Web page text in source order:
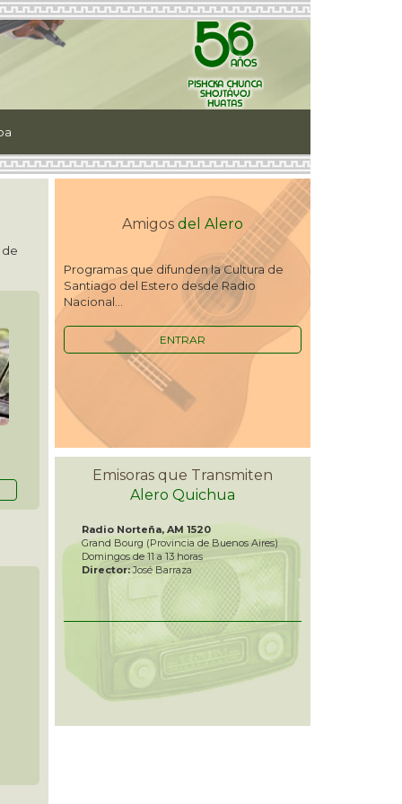
de
Amigos del Alero
Programas que difunden la Cultura de
Santiago del Estero desde Radio
Nacional...
ENTRAR
Emisoras que Transmiten
Alero Quichua
Radio Norteña, AM 1520
Grand Bourg (Provincia de Buenos Aires)
Domingos de 11 a 13 horas
Director:José Barraza